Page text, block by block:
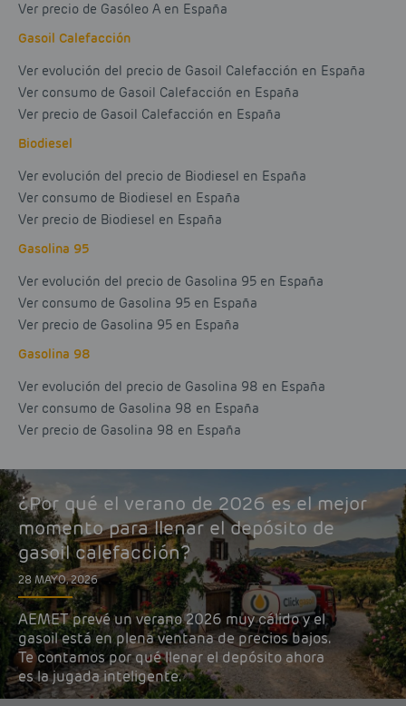
Ver precio de Gasóleo A en España
Gasoil Calefacción
Ver evolución del precio de Gasoil Calefacción en España
Ver consumo de Gasoil Calefacción en España
Ver precio de Gasoil Calefacción en España
Biodiesel
Ver evolución del precio de Biodiesel en España
Ver consumo de Biodiesel en España
Ver precio de Biodiesel en España
Gasolina 95
Ver evolución del precio de Gasolina 95 en España
Ver consumo de Gasolina 95 en España
Ver precio de Gasolina 95 en España
Gasolina 98
Ver evolución del precio de Gasolina 98 en España
Ver consumo de Gasolina 98 en España
Ver precio de Gasolina 98 en España
¿Por qué el verano de 2026 es el mejor
momento para llenar el depósito de
gasoil calefacción?
28 MAYO, 2026
AEMET prevé un verano 2026 muy cálido y el
gasoil está en plena ventana de precios bajos.
Te contamos por qué llenar el depósito ahora
es la jugada inteligente.